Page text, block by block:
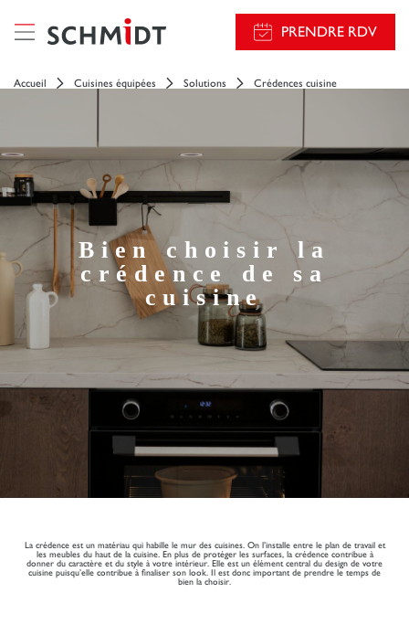
PRENDRE RDV
Accueil Cuisines équipées Solutions Crédences cuisine
Bien choisir la
crédence de sa
cuisine
La crédence est un matériau qui habille le mur des cuisines. On l’installe entre le plan de travail et
les meubles du haut de la cuisine. En plus de protéger les surfaces, la crédence contribue à
donner du caractère et du style à votre intérieur. Elle est un élément central du design de votre
cuisine puisqu’elle contribue à finaliser son look. Il est donc important de prendre le temps de
bien la choisir.